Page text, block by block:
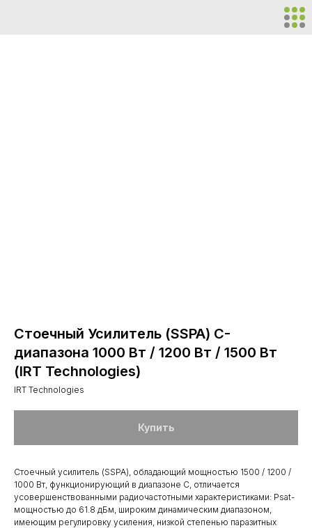
Стоечный Усилитель (SSPA) C-
диапазона 1000 Вт / 1200 Вт / 1500 Вт
(IRT Technologies)
IRT Technologies
Купить
Стоечный усилитель (SSPA), обладающий мощностью 1500 / 1200 /
1000 Вт, функционирующий в диапазоне С, отличается
усовершенствованными радиочастотными характеристиками: Psat-
мощностью до 61.8 дБм, широким динамическим диапазоном,
имеющим регулировку усиления, низкой степенью паразитных